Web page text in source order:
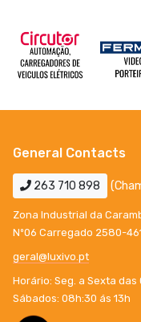
General Contacts
263 710 898
Zona Industrial da
Nº06 Carregado 2580-
geral@luxivo.pt
Horário: Seg. a Sexta das
Sábados: 08h:30 ás 13h